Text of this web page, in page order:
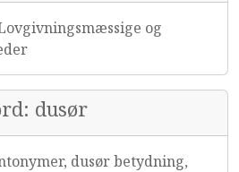
og
dusør
dusør betydning,